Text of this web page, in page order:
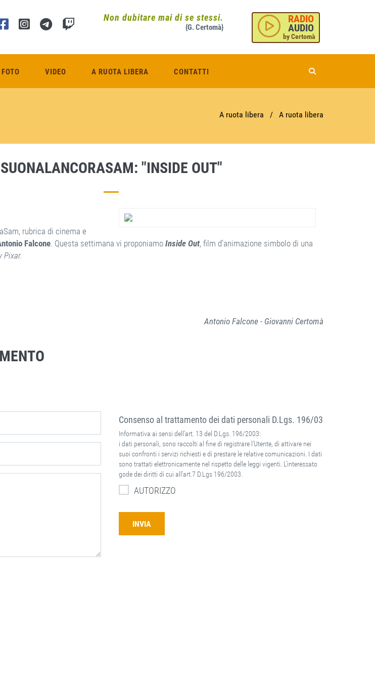
Non dubitare mai di se stessi.
{G. Certomà}
RADIO
AUDIO
by Certomà
FOTO VIDEO A RUOTA LIBERA CONTATTI
A ruota libera / A ruota libera
SUONALANCORASAM: "INSIDE OUT"
rubrica di cinema e
Falcone. Questa settimana vi proponiamo Inside Out, film d’animazione simbolo di una
Pixar.
Antonio Falcone - Giovanni Certomà
Consenso al trattamento dei dati personali D.Lgs. 196/03
Informativa ai sensi dell’art. 13 del D.Lgs. 196/2003:
i dati personali, sono raccolti al fine di registrare l’Utente, di attivare nei
suoi confronti i servizi richiesti e di prestare le relative comunicazioni. I dati
sono trattati elettronicamente nel rispetto delle leggi vigenti. L’interessato
gode dei diritti di cui all’art.7 D.Lgs 196/2003.
AUTORIZZO